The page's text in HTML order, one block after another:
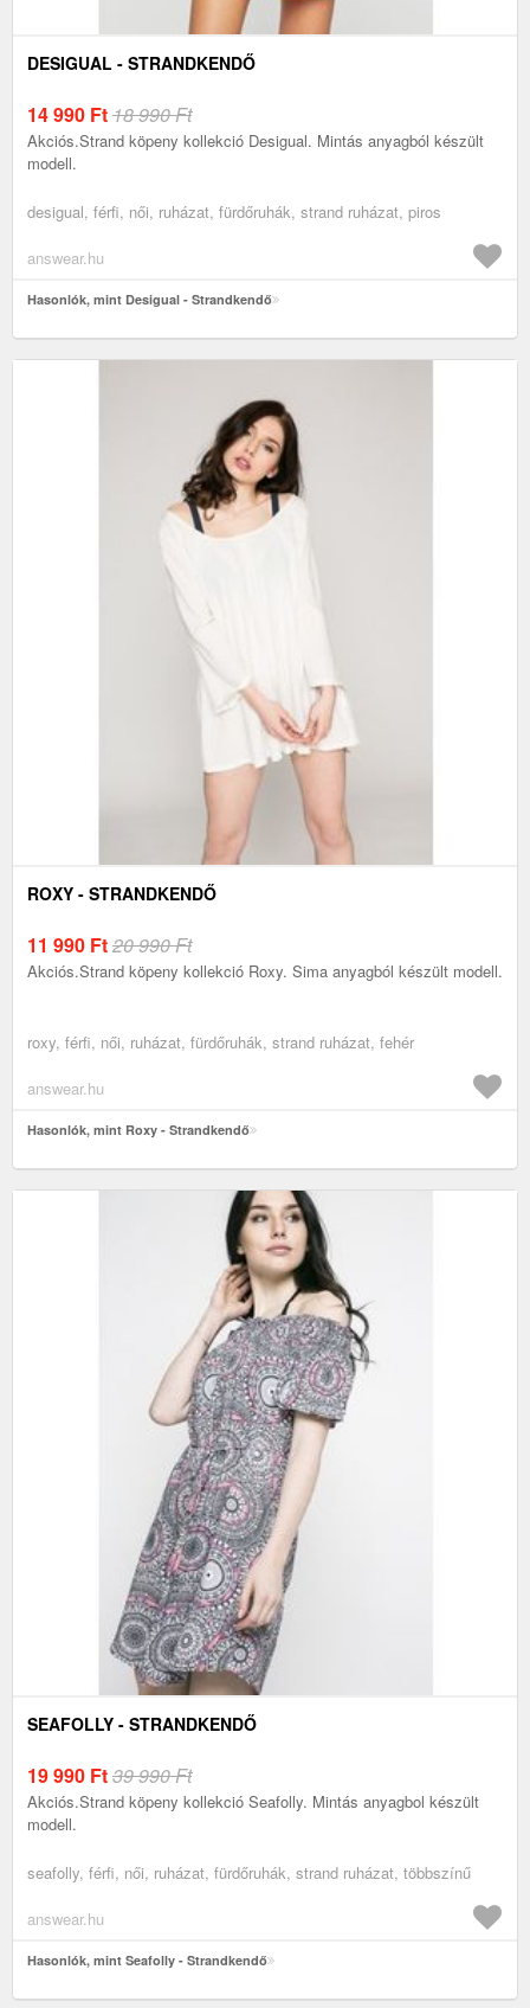
DESIGUAL - STRANDKENDŐ
14 990 Ft18 990 Ft
Akciós.Strand köpeny kollekció Desigual. Mintás anyagból készült
modell.
desigual, férfi, női, ruházat, fürdőruhák, strand ruházat, piros
answear.hu
Hasonlók, mint Desigual - Strandkendő
ROXY - STRANDKENDŐ
11 990 Ft20 990 Ft
Akciós.Strand köpeny kollekció Roxy. Sima anyagból készült modell.
roxy, férfi, női, ruházat, fürdőruhák, strand ruházat, fehér
answear.hu
Hasonlók, mint Roxy - Strandkendő
SEAFOLLY - STRANDKENDŐ
19 990 Ft39 990 Ft
Akciós.Strand köpeny kollekció Seafolly. Mintás anyagbol készült
modell.
seafolly, férfi, női, ruházat, fürdőruhák, strand ruházat, többszínű
answear.hu
Hasonlók, mint Seafolly - Strandkendő